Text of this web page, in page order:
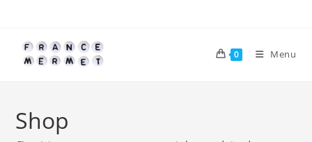
content
0 Menu
Shop